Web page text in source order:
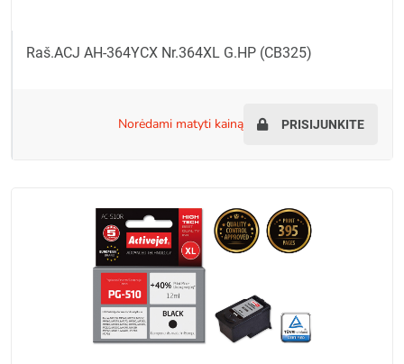
Raš.ACJ AH-364YCX Nr.364XL G.HP (CB325)
norėdami matyti kainą PRISIJUNKITE